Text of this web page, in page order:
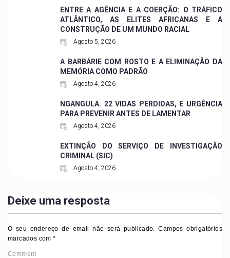
ENTRE A AGÊNCIA E A COERÇÃO: O TRÁFICO
ATLÂNTICO, AS ELITES AFRICANAS E A
CONSTRUÇÃO DE UM MUNDO RACIAL
Agosto 5, 2026
A BARBÁRIE COM ROSTO E A ELIMINAÇÃO DA
MEMÓRIA COMO PADRÃO
Agosto 4, 2026
NGANGULA. 22 VIDAS PERDIDAS, E URGÊNCIA
PARA PREVENIR ANTES DE LAMENTAR
Agosto 4, 2026
EXTINÇÃO DO SERVIÇO DE INVESTIGAÇÃO
CRIMINAL (SIC)
Agosto 4, 2026
Deixe uma resposta
O seu endereço de email não será publicado.
Campos obrigatórios
marcados com*
Comment